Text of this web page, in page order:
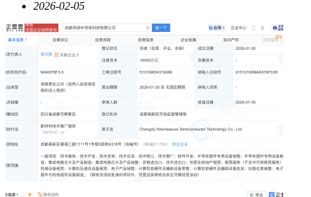
2026-02-05